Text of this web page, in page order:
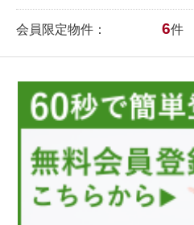
会員限定物件： 6件